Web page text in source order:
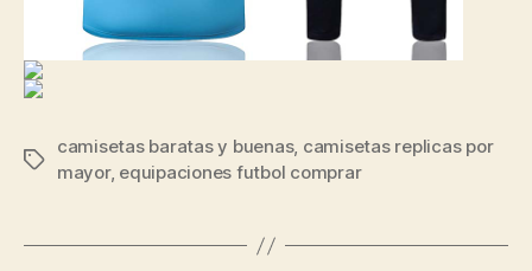
Etiquetas
camisetas baratas y buenas, camisetas replicas por
mayor, equipaciones futbol comprar